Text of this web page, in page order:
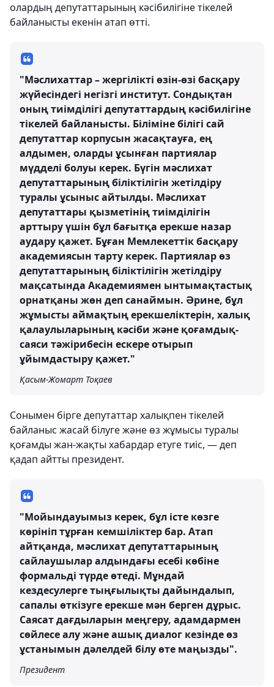
олардың депутаттарының кәсібилігіне тікелей
байланысты екенін атап өтті.
"Мәслихаттар – жергілікті өзін-өзі басқару
жүйесіндегі негізгі институт. Сондықтан
оның тиімділігі депутаттардың кәсібилігіне
тікелей байланысты. Біліміне білігі сай
депутаттар корпусын жасақтауға, ең
алдымен, оларды ұсынған партиялар
мүдделі болуы керек. Бүгін мәслихат
депутаттарының біліктілігін жетілдіру
туралы ұсыныс айтылды. Мәслихат
депутаттары қызметінің тиімділігін
арттыру үшін бұл бағытқа ерекше назар
аудару қажет. Бұған Мемлекеттік басқару
академиясын тарту керек. Партиялар өз
депутаттарының біліктілігін жетілдіру
мақсатында Академиямен ынтымақтастық
орнатқаны жөн деп санаймын. Әрине, бұл
жұмысты аймақтың ерекшеліктерін, халық
қалаулыларының кәсіби және қоғамдық-
саяси тәжірибесін ескере отырып
ұйымдастыру қажет."
Қасым-Жомарт Тоқаев
Сонымен бірге депутаттар халықпен тікелей
байланыс жасай білуге және өз жұмысы туралы
қоғамды жан-жақты хабардар етуге тиіс, — деп
қадап айтты президент.
"Мойындауымыз керек, бұл істе көзге
көрініп тұрған кемшіліктер бар. Атап
айтқанда, мәслихат депутаттарының
сайлаушылар алдындағы есебі көбіне
формальді түрде өтеді. Мұндай
кездесулерге тыңғылықты дайындалып,
сапалы өткізуге ерекше мән берген дұрыс.
Саясат дағдыларын меңгеру, адамдармен
сөйлесе алу және ашық диалог кезінде өз
ұстанымын дәлелдей білу өте маңызды".
Президент